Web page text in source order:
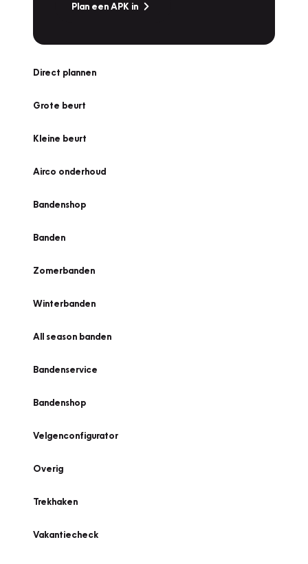
Plan een APK in
Direct plannen
Grote beurt
Kleine beurt
Airco onderhoud
Bandenshop
Banden
Zomerbanden
Winterbanden
All season banden
Bandenservice
Bandenshop
Velgenconfigurator
Overig
Trekhaken
Vakantiecheck